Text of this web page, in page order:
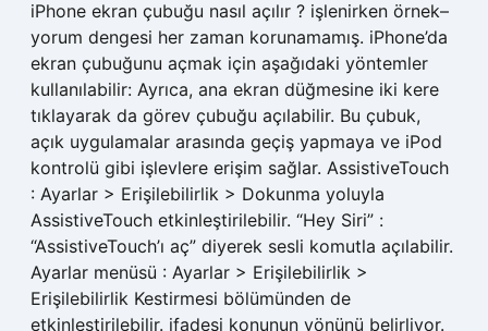
iPhone ekran çubuğu nasıl açılır ? işlenirken örnek–
yorum dengesi her zaman korunamamış. iPhone’da
ekran çubuğunu açmak için aşağıdaki yöntemler
kullanılabilir: Ayrıca, ana ekran düğmesine iki kere
tıklayarak da görev çubuğu açılabilir. Bu çubuk,
açık uygulamalar arasında geçiş yapmaya ve iPod
kontrolü gibi işlevlere erişim sağlar. AssistiveTouch
: Ayarlar > Erişilebilirlik > Dokunma yoluyla
AssistiveTouch etkinleştirilebilir. “Hey Siri” :
“AssistiveTouch’ı aç” diyerek sesli komutla açılabilir.
Ayarlar menüsü : Ayarlar > Erişilebilirlik >
Erişilebilirlik Kestirmesi bölümünden de
etkinleştirilebilir. ifadesi konunun yönünü belirliyor.